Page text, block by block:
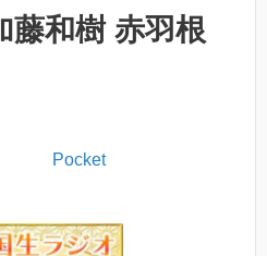
藤和樹 赤羽根
Pocket